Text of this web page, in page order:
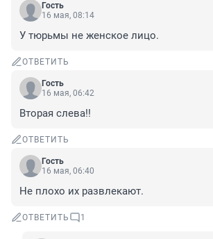
Гость
16 мая, 08:14
У тюрьмы не женское лицо.
ОТВЕТИТЬ
Гость
16 мая, 06:42
Вторая слева!!
ОТВЕТИТЬ
Гость
16 мая, 06:40
Не плохо их развлекают.
ОТВЕТИТЬ 1